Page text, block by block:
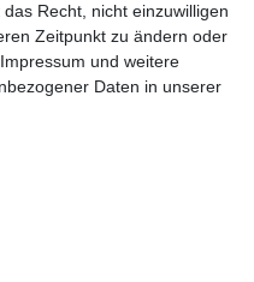
oder mit der Lieferung von
Sie auf folgendes
als Endnutzer gesetzlich
als Neubatterien im Sortiment
Batterien abgebildeten Symbole
bedeutet, dass die Batterie nicht
Blei
Cadmium
Quecksilber.
Recht, nicht einzuwilligen
Zeitpunkt zu ändern oder
Impressum und weitere
Daten in unserer